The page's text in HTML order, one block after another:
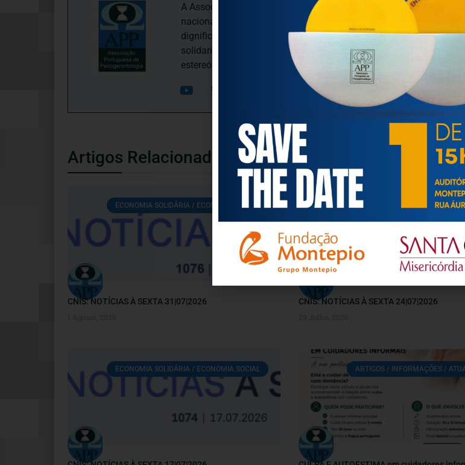
A Associação Portuguesa de Psicogerontologia-APP, Instituição
nacional, dedica-se às questões biopsicológicas e sociais
dignificação, respeito, saúde, autonomia, participação e
solidariedade intergeracional, e de uma sociedade mais
estereótipos negativos relativamente à idade e ao envelhecimento.
Artigos Relacionados
ECONOMIA SOLIDÁRIA / ECONOMIA SOCIAL
CNIS: NOTÍCIAS À SEXTA 31|07|2026
ECONOMIA SOLIDÁRIA /
CNIS: NOTÍCIAS À SEXTA 24|07|2026
ECONOMIA SOLIDÁRIA / ECONOMIA SOCIAL ARTIGOS / INFORMAÇÕES /